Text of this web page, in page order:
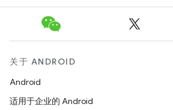
关于 ANDROID
Android
适用于企业的 Android